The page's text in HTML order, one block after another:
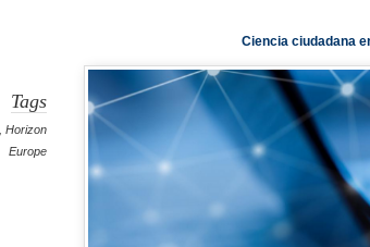
Tags
,Horizon
Europe
Ciencia ciudadana